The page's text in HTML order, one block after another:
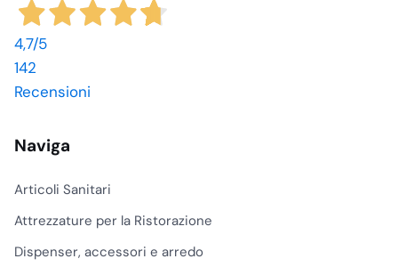
4,7/5
142
Recensioni
Naviga
Articoli Sanitari
Attrezzature per la Ristorazione
Dispenser, accessori e arredo